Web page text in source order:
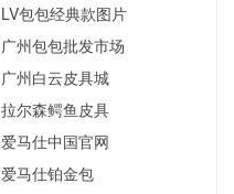
LV包包经典款图片
广州包包批发市场
广州白云皮具城
拉尔森鳄鱼皮具
爱马仕中国官网
爱马仕铂金包